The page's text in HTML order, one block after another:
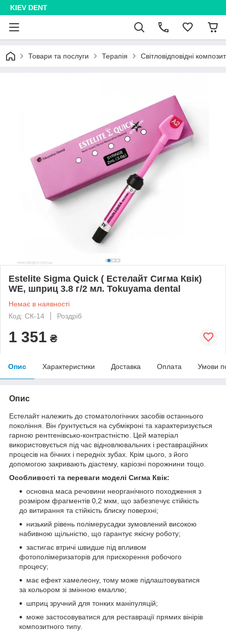
KIEV DENT
Товари та послуги Терапія Світловідповідні
Estelite Sigma Quick ( Естелайт Сигма Квік)
WE, шприц 3.8 г/2 мл. Tokuyama dental
Немає в наявності
Код: СК-14
Роздріб
1 351 ₴
Опис Характеристики Доставка Оплата Умови
Опис
Естелайт належить до стоматологічних засобів останнього
покоління. Він ґрунтується на субмікроні та характеризується
гарною рентгенівсько-контрастністю. Цей матеріал
використовується під час відновлювальних і реставраційних
процесів на бічних і передніх зубах. Крім цього, з його
допомогою закривають діастему, каріозні порожнини тощо.
Особливості та переваги моделі Сигма Квік:
основна маса речовини неорганічного походження з
розміром фрагментів 0,2 мкм, що забезпечує стійкість
до витирання та стійкість блиску поверхні;
низький рівень полімерусадки зумовлений високою
набивною щільністю, що гарантує якісну роботу;
застигає втричі швидше під впливом
фотополімеризаторів для прискорення робочого
процесу;
має ефект хамелеону, тому може підлаштовуватися
за кольором зі змінною емаллю;
шприц зручний для тонких маніпуляцій;
може застосовуватися для реставрації прямих вінірів
композитного типу.